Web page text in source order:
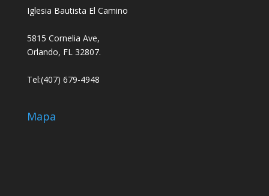
Iglesia Bautista El Camino
5815 Cornelia Ave,
Orlando, FL 32807.
Tel:(407) 679-4948
Mapa